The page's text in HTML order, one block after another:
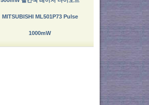
MITSUBISHI ML501P73 Pulse
1000mW